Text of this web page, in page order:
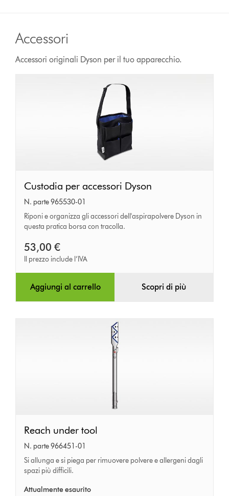
Accessori
Accessori originali Dyson per il tuo apparecchio.
Custodia
per
accessori
Dyson
Custodia per accessori Dyson
N. parte 965530-01
Riponi e organizza gli accessori dell'aspirapolvere Dyson in
questa pratica borsa con tracolla.
53,00 €
Il prezzo include l’IVA
Aggiungi al carrello Scopri di più
Reach
under
tool
Reach under tool
N. parte 966451-01
Si allunga e si piega per rimuovere polvere e allergeni dagli
spazi più difficili.
Attualmente esaurito